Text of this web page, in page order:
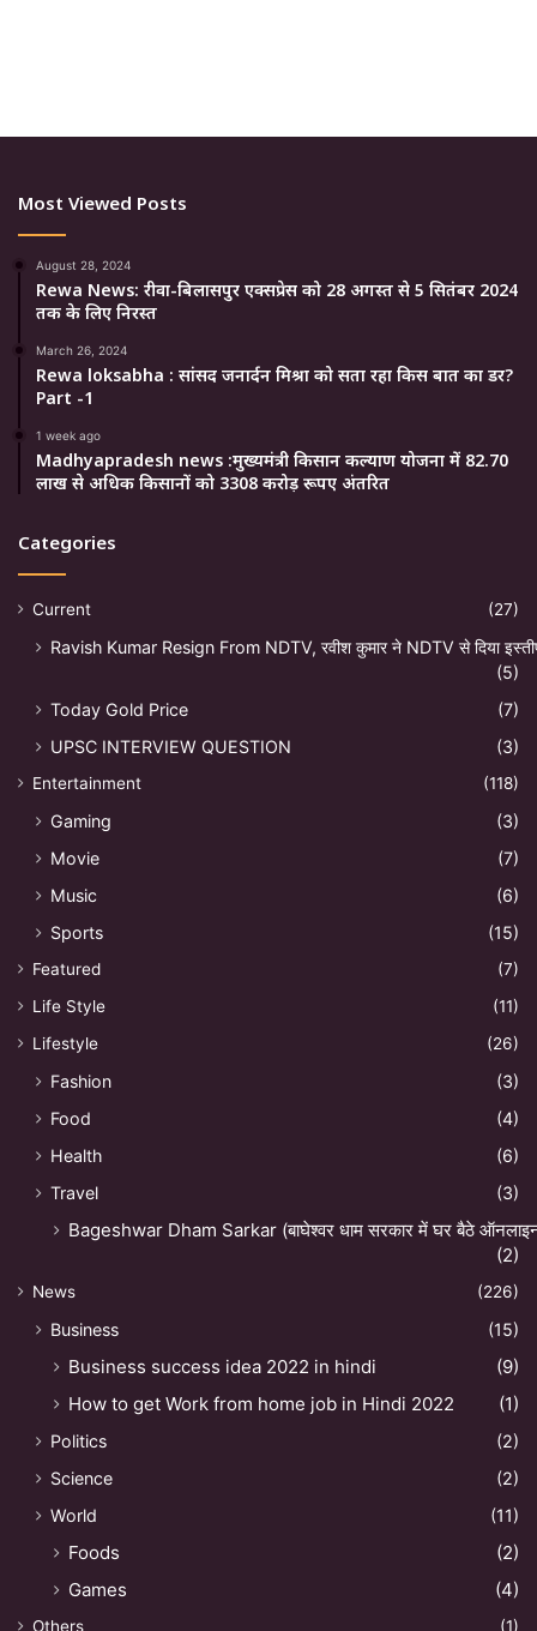
Most Viewed Posts
August 28, 2024
Rewa News: रीवा-बिलासपुर एक्सप्रेस को 28 अगस्त से 5 सितंबर 2024
तक के लिए निरस्त
March 26, 2024
Rewa loksabha : सांसद जनार्दन मिश्रा को सता रहा किस बात का डर?
Part -1
1 week ago
Madhyapradesh news :मुख्यमंत्री किसान कल्याण योजना में 82.70
लाख से अधिक किसानों को 3308 करोड़ रूपए अंतरित
Categories
Current (27)
Ravish Kumar Resign From NDTV, रवीश कुमार ने NDTV से दिया
(5)
Today Gold Price
(7)
UPSC INTERVIEW QUESTION
(3)
Entertainment (118)
Gaming
(3)
Movie
(7)
Music
(6)
Sports
(15)
Featured
(7)
Life Style
(11)
Lifestyle
(26)
Fashion
(3)
Food
(4)
Health
(6)
Travel
(3)
Bageshwar Dham Sarkar (बाघेश्वर धाम सरकार में घर बैठे
(2)
News (226)
Business (15)
Business success idea 2022 in hindi
(9)
How to get Work from home job in Hindi 2022
(1)
Politics
(2)
Science
(2)
World
(11)
Foods
(2)
Games
(4)
Others
(1)